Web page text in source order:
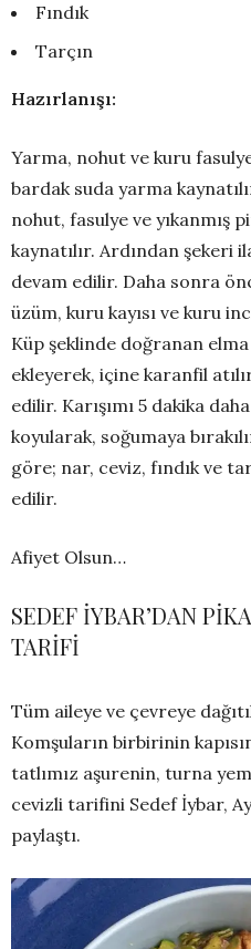
Fındık
Tarçın
Hazırlanışı:
Yarma, nohut ve kuru
bardak suda yarma
nohut, fasulye ve yıkanmış
kaynatılır. Ardından şekeri
devam edilir. Daha sonra
üzüm, kuru kayısı ve kuru
Küp şeklinde doğranan
ekleyerek, içine karanfil
edilir. Karışımı 5 dakika
koyularak, soğumaya
göre; nar, ceviz, fındık ve
edilir.
Afiyet Olsun…
SEDEF İYBAR’DAN
TARİFİ
Tüm aileye ve çevreye
Komşuların birbirinin
tatlımız aşurenin, turna
cevizli tarifini Sedef İybar,
paylaştı.